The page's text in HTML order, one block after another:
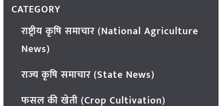
CATEGORY
राष्ट्रीय कृषि समाचार (National Agriculture
News)
राज्य कृषि समाचार (State News)
फसल की खेती (Crop Cultivation)